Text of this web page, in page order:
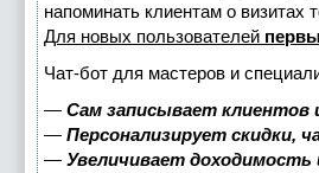
напоминать клиентам о
Для новых пользователей
Чат-бот для мастеров и
— Сам записывает клиентов
— Персонализирует скидки,
— Увеличивает